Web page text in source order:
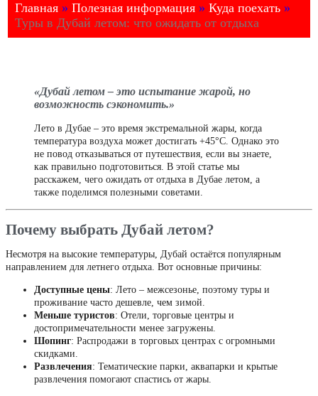
Главная » Полезная информация » Куда поехать »
Туры в Дубай летом: что ожидать от отдыха
«Дубай летом – это испытание жарой, но
возможность сэкономить.»
Лето в Дубае – это время экстремальной жары, когда
температура воздуха может достигать +45°C. Однако это
не повод отказываться от путешествия, если вы знаете,
как правильно подготовиться. В этой статье мы
расскажем, чего ожидать от отдыха в Дубае летом, а
также поделимся полезными советами.
Почему выбрать Дубай летом?
Несмотря на высокие температуры, Дубай остаётся популярным
направлением для летнего отдыха. Вот основные причины:
Доступные цены: Лето – межсезонье, поэтому туры и
проживание часто дешевле, чем зимой.
Меньше туристов: Отели, торговые центры и
достопримечательности менее загружены.
Шопинг: Распродажи в торговых центрах с огромными
скидками.
Развлечения: Тематические парки, аквапарки и крытые
развлечения помогают спастись от жары.